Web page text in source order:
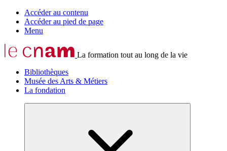
Accéder au contenu
Accéder au pied de page
Menu
La formation tout au long de la vie
Bibliothèques
Musée des Arts & Métiers
La fondation